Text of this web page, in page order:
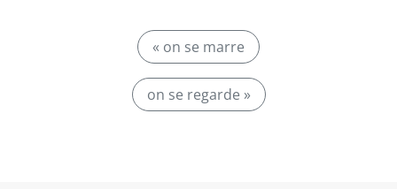
« on se marre
on se regarde »